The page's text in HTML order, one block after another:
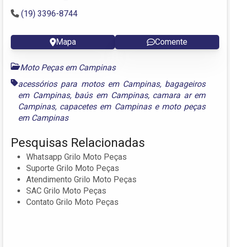
(19) 3396-8744
Mapa Comente
Moto Peças em Campinas
acessórios para motos em Campinas, bagageiros
em Campinas, baús em Campinas, camara ar em
Campinas, capacetes em Campinase moto peças
em Campinas
Pesquisas Relacionadas
Whatsapp Grilo Moto Peças
Suporte Grilo Moto Peças
Atendimento Grilo Moto Peças
SAC Grilo Moto Peças
Contato Grilo Moto Peças